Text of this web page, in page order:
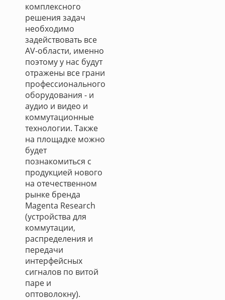
комплексного
решения задач
необходимо
задействовать все
AV-области, именно
поэтому у нас будут
отражены все грани
профессионального
оборудования - и
аудио и видео и
коммутационные
технологии. Также
на площадке можно
будет
познакомиться с
продукцией нового
на отечественном
рынке бренда
Magenta Research
(устройства для
коммутации,
распределения и
передачи
интерфейсных
сигналов по витой
паре и
оптоволокну).